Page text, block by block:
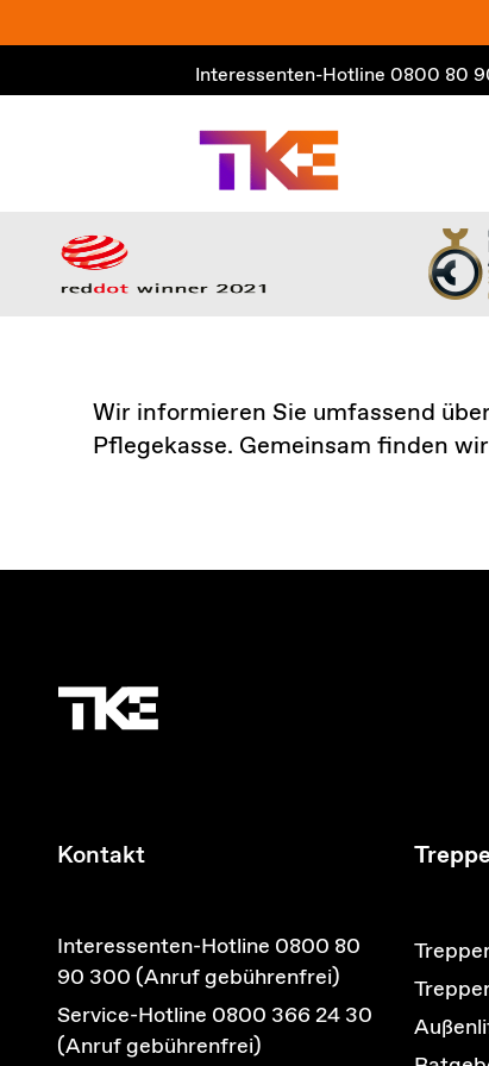
Inhalt
Interessenten-Hotline 0800 80
Wir informieren Sie umfassend
Pflegekasse. Gemeinsam finden
Kontakt
Interessenten-Hotline 0800 80
90 300 (Anruf gebührenfrei)
Service-Hotline 0800 366 24 30
(Anruf gebührenfrei)